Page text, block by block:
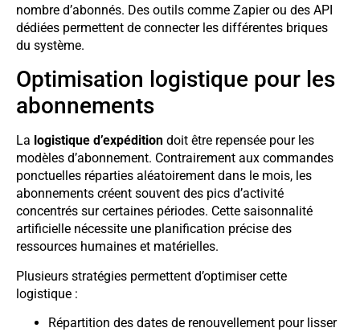
nombre d’abonnés. Des outils comme Zapier ou des API
dédiées permettent de connecter les différentes briques
du système.
Optimisation logistique pour les
abonnements
La logistique d’expédition doit être repensée pour les
modèles d’abonnement. Contrairement aux commandes
ponctuelles réparties aléatoirement dans le mois, les
abonnements créent souvent des pics d’activité
concentrés sur certaines périodes. Cette saisonnalité
artificielle nécessite une planification précise des
ressources humaines et matérielles.
Plusieurs stratégies permettent d’optimiser cette
logistique :
Répartition des dates de renouvellement pour lisser